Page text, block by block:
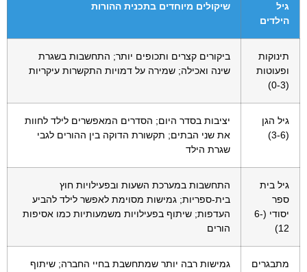
גיל
הילדים
שיקולים מיוחדים בתכנית ההורות
תינוקות
ופעוטות
(0-3)
ביקורים קצרים ותכופים יותר; התחשבות בשגרת
שינה ואכילה; שמירה על דמויות התקשרות עיקריות
גיל הגן
(3-6)
יציבות בסדר היום; הסדרים המאפשרים לילד לחוות
את שני הבתים; תקשורת הדוקה בין ההורים לגבי
שגרת הילד
גיל בית
ספר
יסודי (6-
12)
התחשבות במערכת השעות ובפעילויות חוץ
בית-ספריות; גמישות מסוימת לאפשר לילד להביע
העדפות; שיתוף בפעילויות משמעותיות כמו אסיפות
הורים
מתבגרים
גמישות רבה יותר שמתחשבת בחיי החברה; שיתוף